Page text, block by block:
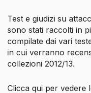
Test e giudizi su
sono stati raccolti in
compilate dai vari
in cui verranno
collezioni 2012/13.
Clicca qui per vedere